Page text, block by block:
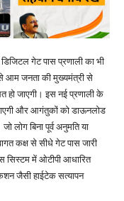
गेट पास प्रणाली का भी
आम जनता की मुख्यमंत्री से
हो जाएगी। इस नई प्रणाली के
और आगंतुकों को डाऊनलोड
लोग बिना पूर्व अनुमति या
कक्ष से सीधे गेट पास जारी
सिस्टम में ओटीपी आधारित
जैसी हाईटेक सत्यापन